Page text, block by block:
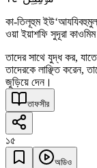
কা-তিলূহুম
ওয়া ইয়াশফি সুদূরা কাওমিম
তাদের সাথে যুদ্ধ কর,
তাদেরকে লাঞ্ছিত করেন,
জুড়িয়ে দেন।
তাফসীর
১৫
অডিও